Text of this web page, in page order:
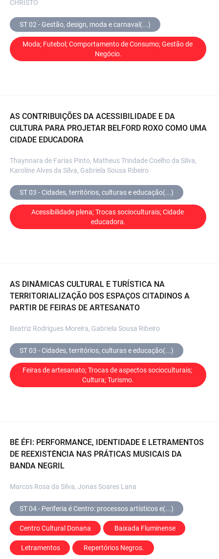
CHRISTO
ST 02 - Gestão, design, moda e carnaval(...)
Moda; Futebol; Comportamento de Consumo; Gestão de
Negócio.
AS CONTRIBUIÇÕES DA ACESSIBILIDADE E DA
CULTURA PARA PROJETAR BELFORD ROXO COMO UMA
CIDADE EDUCADORA
Thaynnara de Farias Pinto, Matheus Trindade Coelho da Silva,
Karoline Alves da Silva, Gabriela Sousa Ribeiro
ST 03 - Cidades, territórios, culturas e educação(...)
Acessibilidade plena; Trocas socioculturais; Cidade
educadora.
AS DINÂMICAS CULTURAL E TURÍSTICA NA
TERRITORIALIZAÇÃO DOS ESPAÇOS CITADINOS A
PARTIR DE FEIRAS DE ARTESANATO
Beatriz Rodrigues Moreira, Gabriela Sousa Ribeiro
ST 03 - Cidades, territórios, culturas e educação(...)
Feiras de artesanato; Trocas de aspectos socioculturais;
Cultura; Turismo.
BÊ ÉFI: PERFORMANCE, IDENTIDADE E LETRAMENTOS
DE REEXISTÊNCIA NAS PRÁTICAS MUSICAIS DA
BANDA NEGRIL
Marcos Rosa da Silva, Jonas Soares Lana
ST 04 - Periferia é Centro: processos artísticos e(...)
Centro Cultural Donana Baixada Fluminense
Letramentos Repertórios Negros.